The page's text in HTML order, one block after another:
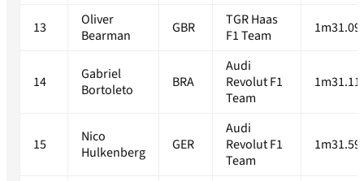
13
Oliver
Bearman
GBR
TGR Haas
F1 Team
14
Gabriel
Bortoleto
BRA
Audi
Revolut F1
Team
15
Nico
Hulkenberg
GER
Audi
Revolut F1
Team